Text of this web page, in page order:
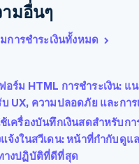
มอื่นๆ
การชำระเงินทั้งหมด
อร์ม HTML การชำระเงิน:
UX, ความปลอดภัย และกา
เครื่องบันทึกเงินสดสำหรับก
จ้งในสวีเดน: หน้าที่กำกับดูแ
างปฏิบัติที่ดีที่สุด
ล
เรีย
Français DeutschEnglish
เกส
English
นด์
ศส